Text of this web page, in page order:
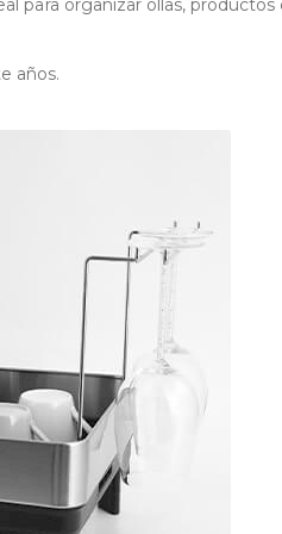
para organizar ollas, productos
años.